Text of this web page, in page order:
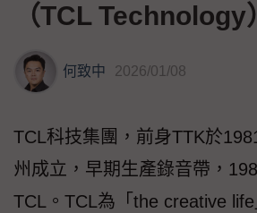
（TCL Technology
何致中 2026/01/08
TCL科技集團，前身TTK於
州成立，早期生產錄音帶，
TCL。TCL為「the creative